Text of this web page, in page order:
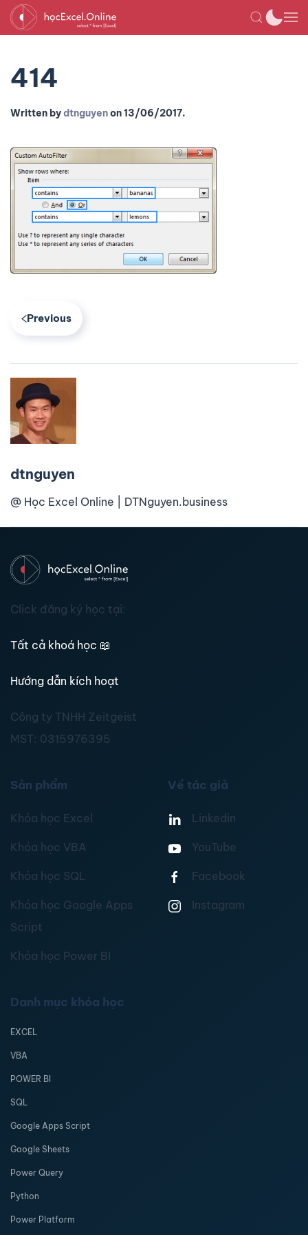
414
Written bydtnguyenon13/06/2017.
Previous
dtnguyen
@ Học Excel Online | DTNguyen.business
Click đăng ký học tại:
Tất cả khoá học 📖
Hướng dẫn kích hoạt
Công ty TNHH Zeitgeist
MST: 0315976395
Sản phẩm
Khóa học Excel
Khóa học VBA
Khóa học SQL
Khóa học Google Apps
Script
Khóa học Power BI
Về tác giả
Linkedin
YouTube
Facebook
Instagram
Danh mục khóa học
EXCEL
VBA
POWER BI
SQL
Google Apps Script
Google Sheets
Power Query
Python
Power Platform